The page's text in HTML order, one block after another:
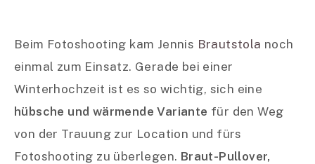
Beim Fotoshooting kam Jennis Brautstola noch
einmal zum Einsatz. Gerade bei einer
Winterhochzeit ist es so wichtig, sich eine
hübsche und wärmende Variante für den Weg
von der Trauung zur Location und fürs
Fotoshooting zu überlegen. Braut-Pullover,